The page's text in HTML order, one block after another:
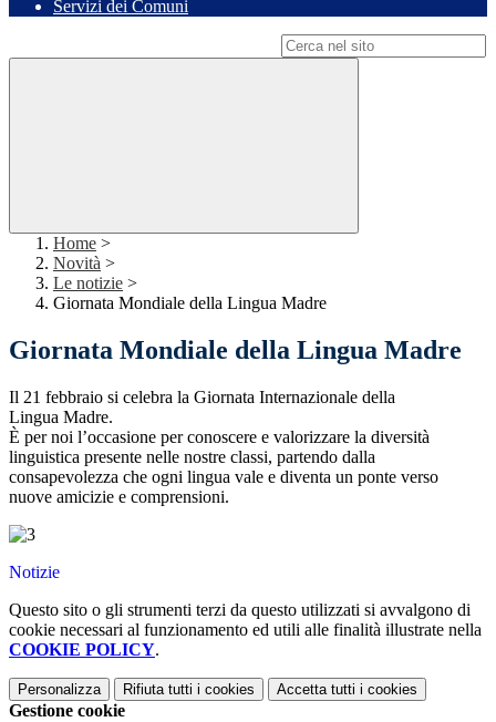
Servizi dei Comuni
Home >
Novità >
Le notizie >
Giornata Mondiale della Lingua Madre
Giornata Mondiale della Lingua Madre
Il 21 febbraio si celebra la Giornata Internazionale della
Lingua Madre.
È per noi l’occasione per conoscere e valorizzare la diversità
linguistica presente nelle nostre classi, partendo dalla
consapevolezza che ogni lingua vale e diventa un ponte verso
nuove amicizie e comprensioni.
Notizie
Questo sito o gli strumenti terzi da questo utilizzati si avvalgono di
cookie necessari al funzionamento ed utili alle finalità illustrate nella
COOKIE POLICY.
Personalizza Rifiuta tutti i cookies Accetta tutti i cookies
Gestione cookie